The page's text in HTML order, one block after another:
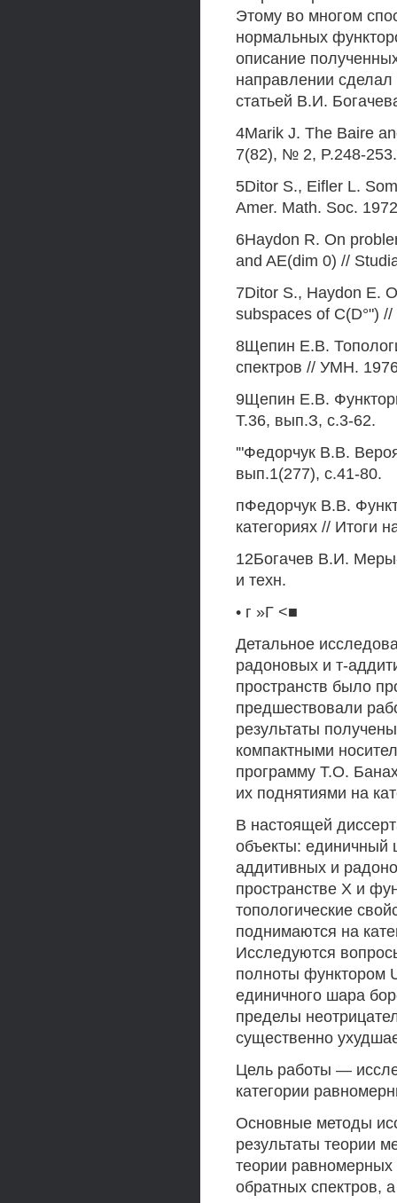
Этому во многом
нормальных
описание
направлении
статьей В.И.
4Marik J. The Baire
7(82), № 2, P.248-253.
5Ditor S., Eifler L.
Amer. Math. Soc.
6Haydon R. On
and AE(dim 0) //
7Ditor S., Haydon E.
subspaces of C(D°")
8Щепин E.B.
спектров // УМН.
9Щепин Е.В.
Т.36, вып.З, с.3-62.
'"Федорчук В.В.
вып.1(277), с.41-80.
пФедорчук В.В.
категориях // Итоги
12Богачев В.И. Меры-
и техн.
• г »Г <■
Детальное
радоновых и т-
пространств было
предшествовали
результаты
компактными
программу Т.О.
их поднятиями на
В настоящей
объекты: единичный
аддитивных и
пространстве X и
топологические
поднимаются на
Исследуются
полноты функтором
единичного шара
пределы
существенно
Цель работы —
категории
Основные методы
результаты теории
теории равномерных
обратных спектров,